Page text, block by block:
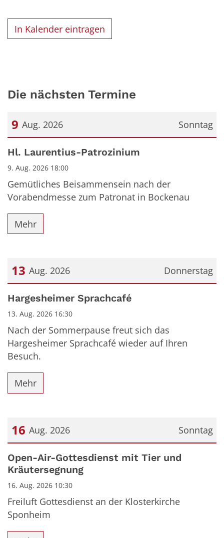
In Kalender eintragen
Die nächsten Termine
Sonntag
9 Aug. 2026
Datum: 9. August 2026
Hl. Laurentius-Patrozinium
9. Aug. 2026 18:00
Gemütliches Beisammensein nach der
Vorabendmesse zum Patronat in Bockenau
Mehr
Donnerstag
13 Aug. 2026
Datum: 13. August 2026
Hargesheimer Sprachcafé
13. Aug. 2026 16:30
Nach der Sommerpause freut sich das
Hargesheimer Sprachcafé wieder auf Ihren
Besuch.
Mehr
Sonntag
16 Aug. 2026
Datum: 16. August 2026
Open-Air-Gottesdienst mit Tier und
Kräutersegnung
16. Aug. 2026 10:30
Freiluft Gottesdienst an der Klosterkirche
Sponheim